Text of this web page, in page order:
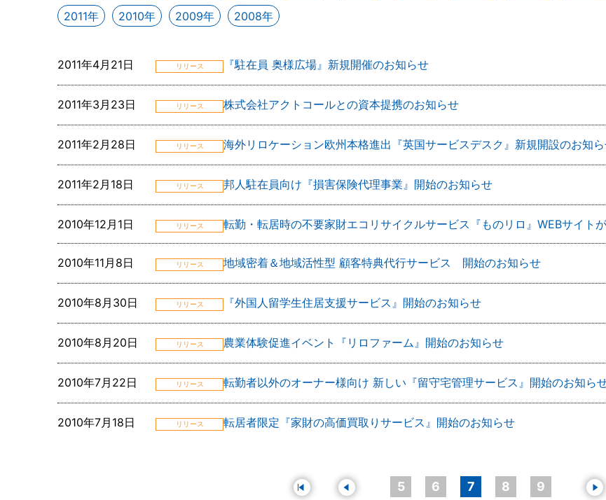
2011年 2010年 2009年 2008年
2011年4月21日 リリース 『駐在員 奥様広場』新規開催のお知らせ
2011年3月23日 リリース 株式会社アクトコールとの資本提携のお知らせ
2011年2月28日 リリース 海外リロケーション欧州本格進出『英国サービスデスク』新規開設のお知
2011年2月18日 リリース 邦人駐在員向け『損害保険代理事業』開始のお知らせ
2010年12月1日 リリース 転勤・転居時の不要家財エコリサイクルサービス『ものリロ』WEBサイト
2010年11月8日 リリース 地域密着＆地域活性型 顧客特典代行サービス 開始のお知らせ
2010年8月30日 リリース 『外国人留学生住居支援サービス』開始のお知らせ
2010年8月20日 リリース 農業体験促進イベント『リロファーム』開始のお知らせ
2010年7月22日 リリース 転勤者以外のオーナー様向け 新しい『留守宅管理サービス』開始のお知ら
2010年7月18日 リリース 転居者限定『家財の高価買取りサービス』開始のお知らせ
5 6 7 8 9